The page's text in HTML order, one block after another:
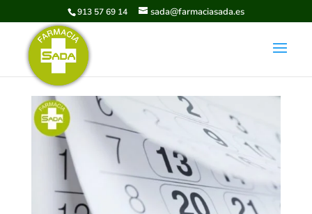
913 57 69 14 sada@farmaciasada.es